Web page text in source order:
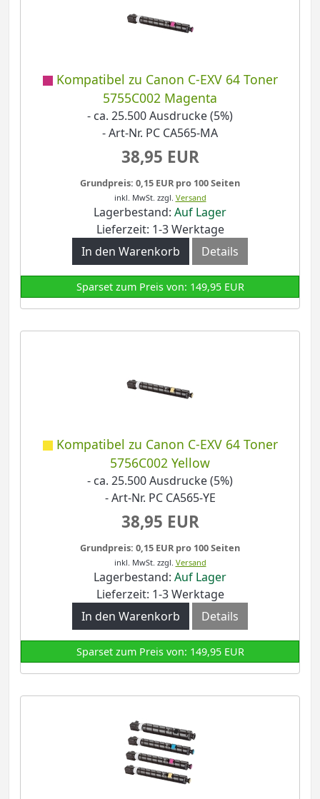
Kompatibel zu Canon C-EXV 64 Toner
5755C002 Magenta
- ca. 25.500 Ausdrucke (5%)
- Art-Nr. PC CA565-MA
38,95 EUR
Grundpreis: 0,15 EUR pro 100 Seiten
inkl. MwSt. zzgl. Versand
Lagerbestand: Auf Lager
Lieferzeit: 1-3 Werktage
In den Warenkorb
Details
Sparset zum Preis von: 149,95 EUR
Kompatibel zu Canon C-EXV 64 Toner
5756C002 Yellow
- ca. 25.500 Ausdrucke (5%)
- Art-Nr. PC CA565-YE
38,95 EUR
Grundpreis: 0,15 EUR pro 100 Seiten
inkl. MwSt. zzgl. Versand
Lagerbestand: Auf Lager
Lieferzeit: 1-3 Werktage
In den Warenkorb
Details
Sparset zum Preis von: 149,95 EUR